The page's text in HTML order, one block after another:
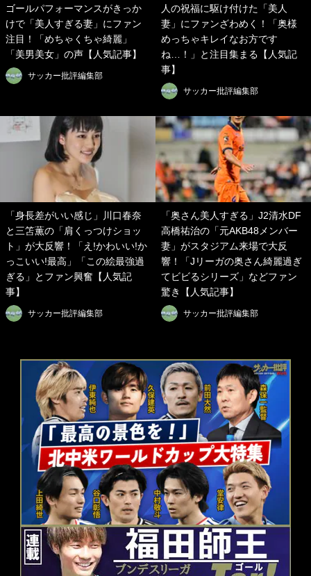
ゴールパフォーマンスがきっか
けで「美人すぎる妻」にファン
注目！「めちゃくちゃ綺麗」
「美男美女」の声【人気記事】
サッカー批評編集部
人の祝福に駆け付けた「美人
妻」にファンざわめく！「奥様
めっちゃキレイなお方です
ね…！」と注目集まる【人気記
事】
サッカー批評編集部
「身長差がいい感じ」川口春奈
と三笘薫の「肩くっつけショッ
ト」が大反響！「え!かわいい!か
っこいい!最高」「この絵最強過
ぎる」とファン興奮【人気記
事】
サッカー批評編集部
「奥さん美人すぎる」J2清水DF
高橋祐治の「元AKB48メンバー
妻」がスタジアム来場で大反
響！「Jリーガの奥さん綺麗過ぎ
てビビるシリーズ」などファン
驚き【人気記事】
サッカー批評編集部